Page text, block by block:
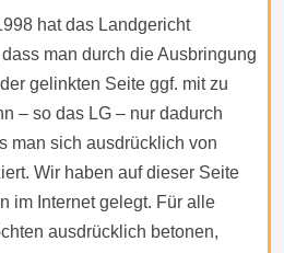
hat das Landgericht
man durch die Ausbringung
gelinkten Seite ggf. mit zu
– so das LG – nur dadurch
man sich ausdrücklich von
Wir haben auf dieser Seite
im Internet gelegt. Für alle
ausdrücklich betonen,